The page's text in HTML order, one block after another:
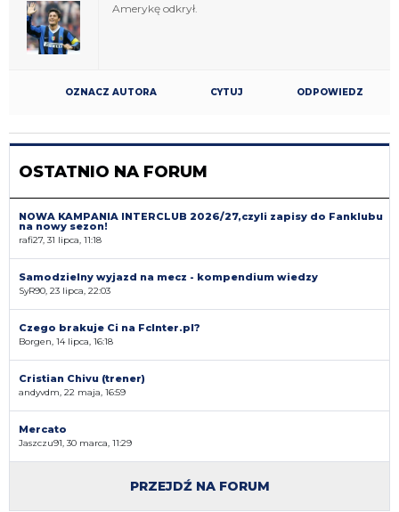
Amerykę odkrył.
OZNACZ AUTORA CYTUJ ODPOWIEDZ
OSTATNIO NA FORUM
NOWA KAMPANIA INTERCLUB 2026/27,czyli zapisy do Fanklubu
na nowy sezon!
rafi27, 31 lipca, 11:18
Samodzielny wyjazd na mecz - kompendium wiedzy
SyR90, 23 lipca, 22:03
Czego brakuje Ci na FcInter.pl?
Borgen, 14 lipca, 16:18
Cristian Chivu (trener)
andyvdm, 22 maja, 16:59
Mercato
Jaszczu91, 30 marca, 11:29
PRZEJDŹ NA FORUM